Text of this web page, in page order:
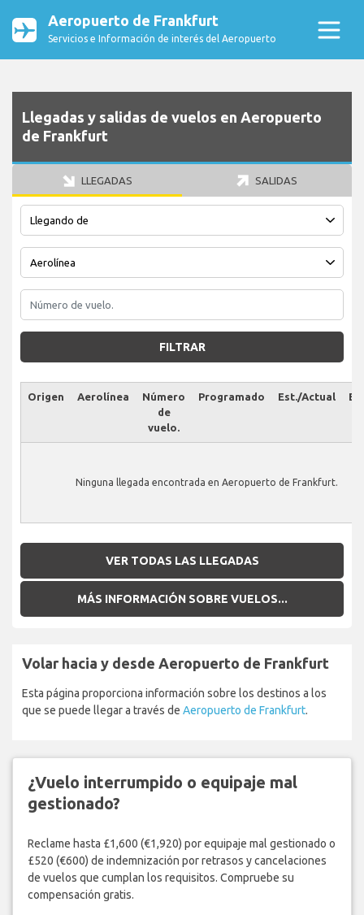
Aeropuerto de Frankfurt
Servicios e Información de interés del Aeropuerto
Llegadas y salidas de vuelos en Aeropuerto
de Frankfurt
LLEGADAS SALIDAS
FILTRAR
Origen Aerolínea
Número
de
vuelo.
Programado Est./Actual
Ninguna llegada encontrada en Aeropuerto de Frankfurt.
VER TODAS LAS LLEGADAS
MÁS INFORMACIÓN SOBRE VUELOS...
Volar hacia y desde Aeropuerto de Frankfurt
Esta página proporciona información sobre los destinos a los
que se puede llegar a través de Aeropuerto de Frankfurt.
¿Vuelo interrumpido o equipaje mal
gestionado?
Reclame hasta £1,600 (€1,920) por equipaje mal gestionado o
£520 (€600) de indemnización por retrasos y cancelaciones
de vuelos que cumplan los requisitos. Compruebe su
compensación gratis.